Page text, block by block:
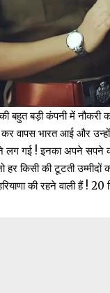
बहुत बड़ी कंपनी में नौकरी
कर वापस भारत आई और
लग गई ! इनका अपने सपने
हर किसी की टूटती
की रहने वाली हैं !